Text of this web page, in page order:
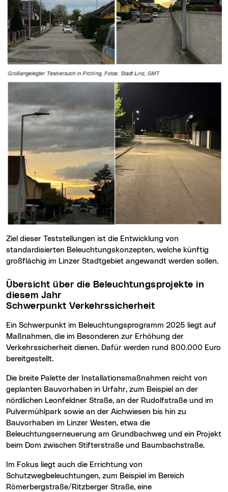
Ziel dieser Teststellungen ist die Entwicklung von
standardisierten Beleuchtungskonzepten, welche künftig
großflächig im Linzer Stadtgebiet angewandt werden sollen.
Übersicht über die Beleuchtungsprojekte in
diesem Jahr
Schwerpunkt Verkehrssicherheit
Ein Schwerpunkt im Beleuchtungsprogramm 2025 liegt auf
Maßnahmen, die im Besonderen zur Erhöhung der
Verkehrssicherheit dienen. Dafür werden rund 800.000 Euro
bereitgestellt.
Die breite Palette der Installationsmaßnahmen reicht von
geplanten Bauvorhaben in Urfahr, zum Beispiel an der
nördlichen Leonfeldner Straße, an der Rudolfstraße und im
Pulvermühlpark sowie an der Aichwiesen bis hin zu
Bauvorhaben im Linzer Westen, etwa die
Beleuchtungserneuerung am Grundbachweg und ein Projekt
beim Dom zwischen Stifterstraße und Baumbachstraße.
Schutzwegbeleuchtungen, zum Beispiel im Bereich
Römerbergstraße/Ritzberger Straße, eine